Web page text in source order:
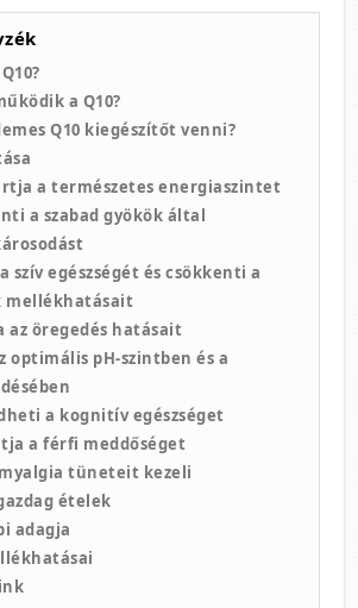
a Q10?
Q10 kiegészítőt venni?
a természetes energiaszintet
a szabad gyökök által
szív egészségét és csökkenti a
mellékhatásait
az öregedés hatásait
optimális pH-szintben és a
a kognitív egészséget
a férfi meddőséget
tüneteit kezeli
ételek
adagja